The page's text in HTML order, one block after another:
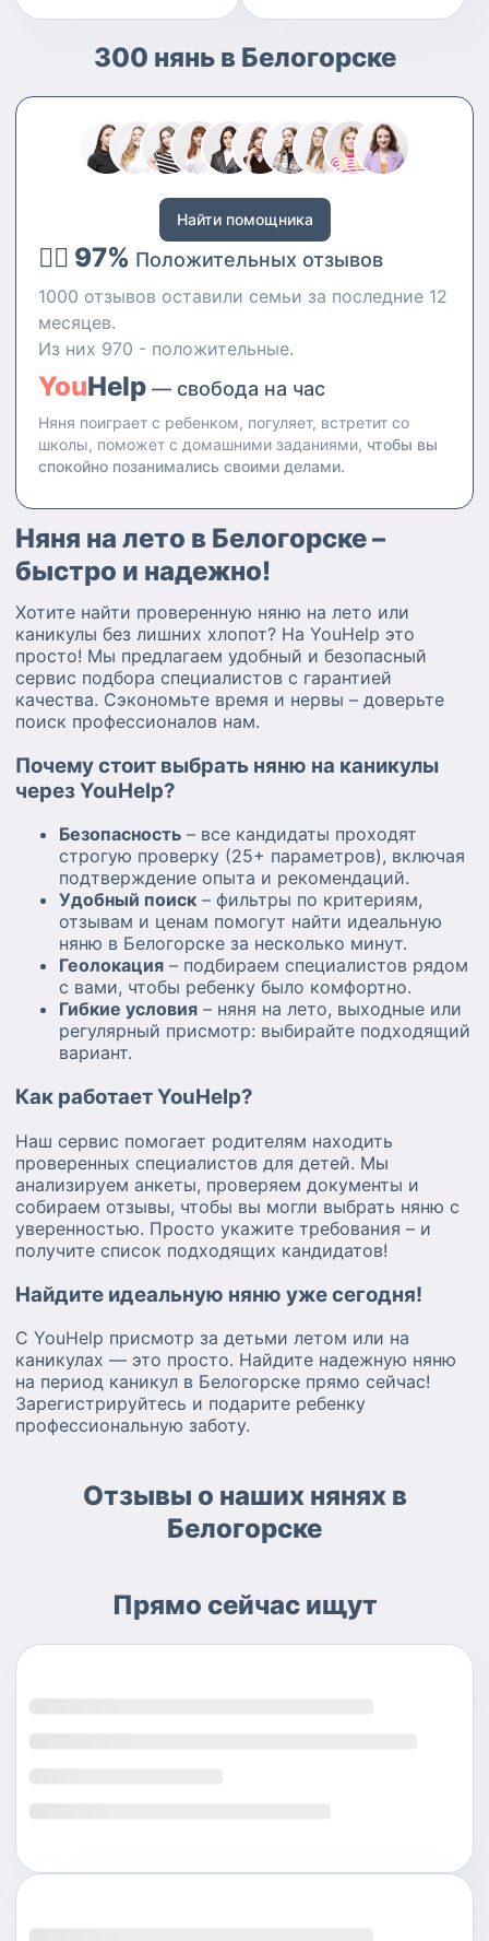
300 нянь в Белогорске
Найти помощника
👍🏻 97% Положительных отзывов
1000 отзывов оставили семьи за последние 12
месяцев.
Из них 970 - положительные.
YouHelp — свобода на час
Няня поиграет с ребенком, погуляет, встретит со
школы, поможет с домашними заданиями, чтобы вы
спокойно позанимались своими делами.
Няня на лето в Белогорске –
быстро и надежно!
Хотите найти проверенную няню на лето или
каникулы без лишних хлопот? На YouHelp это
просто! Мы предлагаем удобный и безопасный
сервис подбора специалистов с гарантией
качества. Сэкономьте время и нервы – доверьте
поиск профессионалов нам.
Почему стоит выбрать няню на каникулы
через YouHelp?
Безопасность – все кандидаты проходят
строгую проверку (25+ параметров), включая
подтверждение опыта и рекомендаций.
Удобный поиск – фильтры по критериям,
отзывам и ценам помогут найти идеальную
няню в Белогорске за несколько минут.
Геолокация – подбираем специалистов рядом
с вами, чтобы ребенку было комфортно.
Гибкие условия – няня на лето, выходные или
регулярный присмотр: выбирайте подходящий
вариант.
Как работает YouHelp?
Наш сервис помогает родителям находить
проверенных специалистов для детей. Мы
анализируем анкеты, проверяем документы и
собираем отзывы, чтобы вы могли выбрать няню с
уверенностью. Просто укажите требования – и
получите список подходящих кандидатов!
Найдите идеальную няню уже сегодня!
С YouHelp присмотр за детьми летом или на
каникулах — это просто. Найдите надежную няню
на период каникул в Белогорске прямо сейчас!
Зарегистрируйтесь и подарите ребенку
профессиональную заботу.
Отзывы о наших нянях в
Белогорске
Прямо сейчас ищут